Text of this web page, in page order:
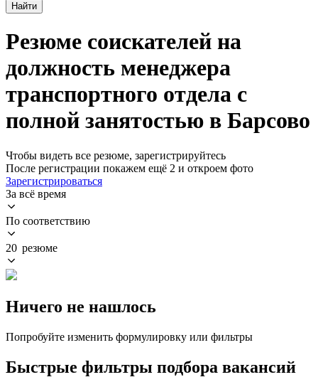
Найти
Резюме соискателей на
должность менеджера
транспортного отдела с
полной занятостью в Барсово
Чтобы видеть все резюме, зарегистрируйтесь
После регистрации покажем ещё 2 и откроем фото
Зарегистрироваться
За всё время
По соответствию
20 резюме
Ничего не нашлось
Попробуйте изменить формулировку или фильтры
Быстрые фильтры подбора вакансий